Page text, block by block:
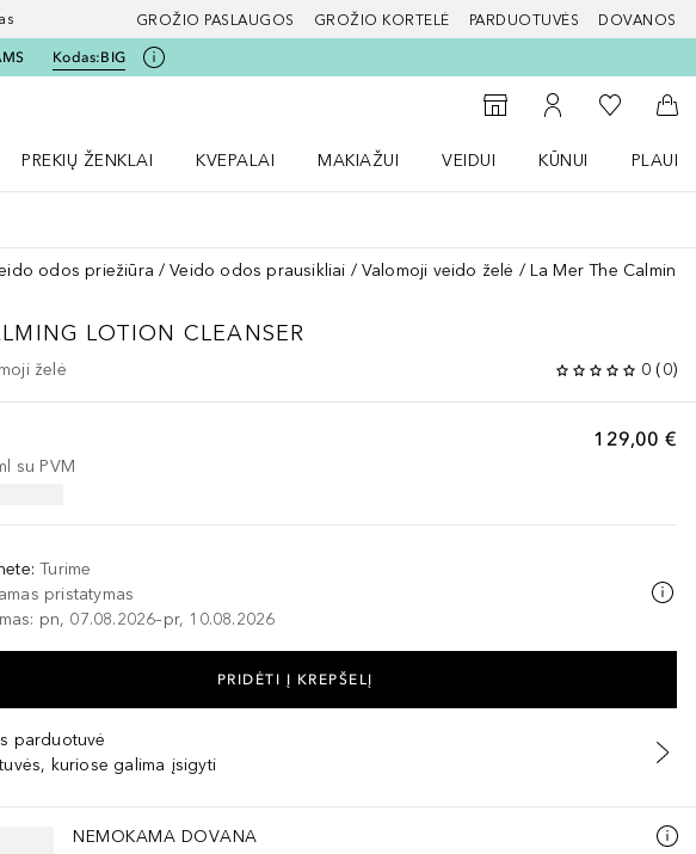
GROŽIO PASLAUGOS GROŽIO KORTELĖ PARDUOTUVĖS DOVANOS
Kodas:BIG
pagrindinį puslapį
Į parduotuvių paiešką
Į mano paskyrą
Į mano
Į
PREKIŲ ŽENKLAI
KVEPALAI
MAKIAŽUI
VEIDUI
KŪNUI
odos priežiūra Veido odos prausikliai Valomoji veido želė La Mer The Calming
LOTION CLEANSER
želė 0 (0)
129,00 €
su PVM
:Turime
pristatymas
pn, 07.08.2026–pr, 10.08.2026
PRIDĖTI Į KREPŠELĮ
parduotuvė
kuriose galima įsigyti
NEMOKAMA DOVANA